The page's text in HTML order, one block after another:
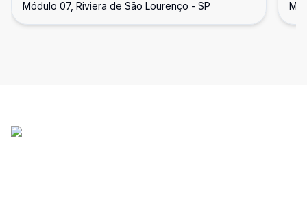
de São Lourenço.
Módulo 07, Riviera de São Lourenço - SP